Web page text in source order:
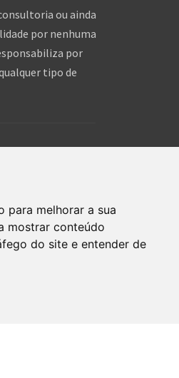
para melhorar a sua
mostrar conteúdo
do site e entender de
ou ainda
por nenhuma
por
tipo de
um forcinha pra